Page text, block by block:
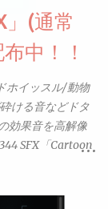
(通常
中！！
ホイッスル/動物
ける音などドタ
効果音を高解像
SFX「Cartoon